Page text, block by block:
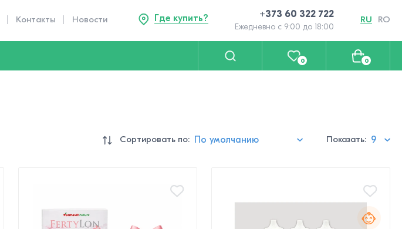
Контакты Новости Где купить? +373 60 322 722
Ежедневно с 9:00 до 18:00
RU RO
0 0
Сортировать по: Показать: